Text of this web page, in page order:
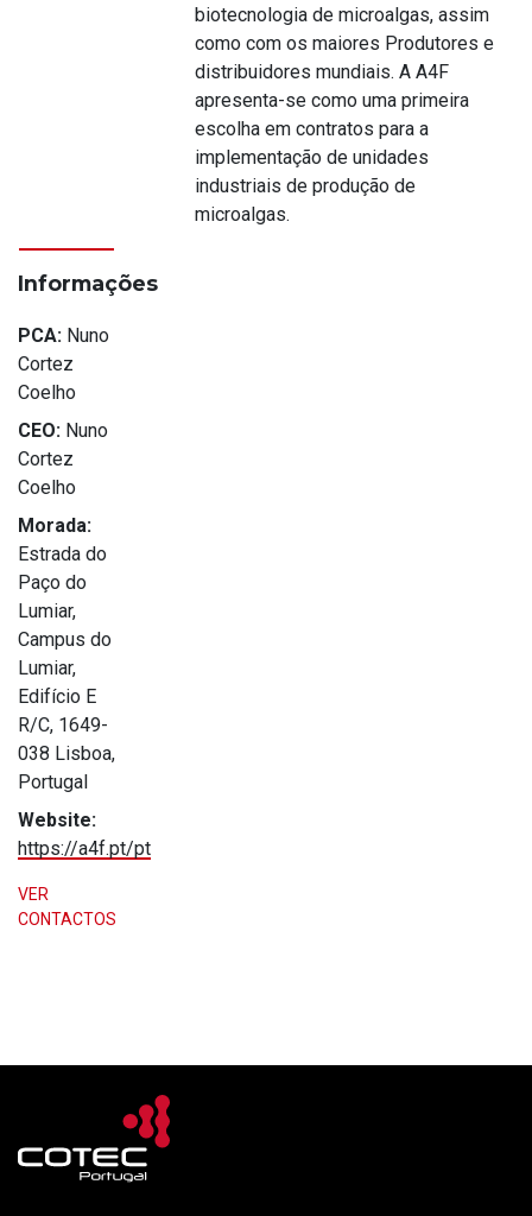
biotecnologia de microalgas, assim
como com os maiores Produtores e
distribuidores mundiais. A A4F
apresenta-se como uma primeira
escolha em contratos para a
implementação de unidades
industriais de produção de
microalgas.
Informações
PCA: Nuno
Cortez
Coelho
CEO: Nuno
Cortez
Coelho
Morada:
Estrada do
Paço do
Lumiar,
Campus do
Lumiar,
Edifício E
R/C, 1649-
038 Lisboa,
Portugal
Website:
https://a4f.pt/pt
VER
CONTACTOS